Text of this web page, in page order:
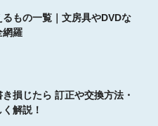
るもの一覧｜文房具やDVDな
網羅
損じたら 訂正や交換方法・
解説！